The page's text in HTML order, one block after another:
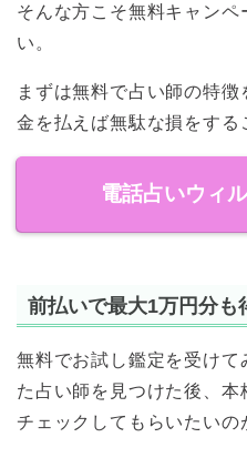
そんな方こそ無料キャンペ
い。
まずは無料で占い師の特
金を払えば無駄な損をする
電話占いウィ
前払いで最大1万円分も
無料でお試し鑑定を受けて
た占い師を見つけた後、
チェックしてもらいたいの